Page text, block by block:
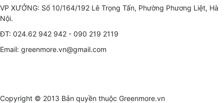
VP XƯỞNG: Số 10/164/192 Lê Trọng Tấn, Phường Phương Liệt, Hà
Nội.
ĐT: 024.62 942 942 - 090 219 2119
Email: greenmore.vn@gmail.com
Copyright © 2013 Bản quyền thuộc Greenmore.vn